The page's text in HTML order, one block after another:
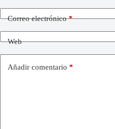
Correo electrónico*
Web
Añadir comentario *